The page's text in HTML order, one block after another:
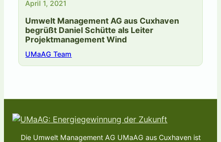
April 1, 2021
Umwelt Management AG aus Cuxhaven
begrüßt Daniel Schütte als Leiter
Projektmanagement Wind
UMaAG Team
Die Umwelt Management AG UMaAG aus Cuxhaven ist